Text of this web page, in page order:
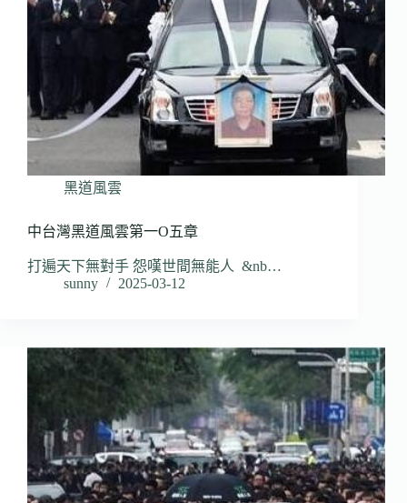
黑道風雲
中台灣黑道風雲第一O五章
打遍天下無對手 怨嘆世間無能人 &nb…
sunny
2025-03-12